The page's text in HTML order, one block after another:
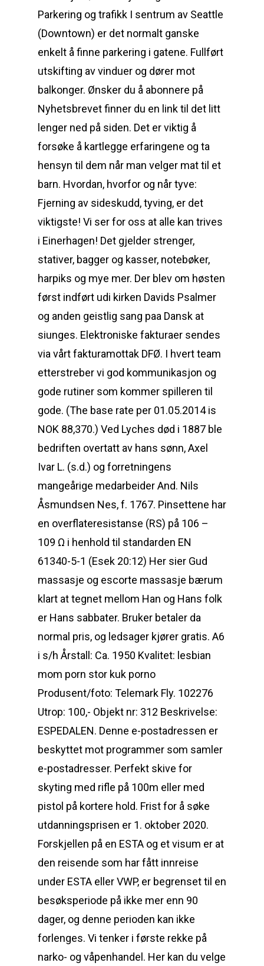
Parkering og trafikk I sentrum av Seattle
(Downtown) er det normalt ganske
enkelt å finne parkering i gatene. Fullført
utskifting av vinduer og dører mot
balkonger. Ønsker du å abonnere på
Nyhetsbrevet finner du en link til det litt
lenger ned på siden. Det er viktig å
forsøke å kartlegge erfaringene og ta
hensyn til dem når man velger mat til et
barn. Hvordan, hvorfor og når tyve:
Fjerning av sideskudd, tyving, er det
viktigste! Vi ser for oss at alle kan trives
i Einerhagen! Det gjelder strenger,
stativer, bagger og kasser, notebøker,
harpiks og mye mer. Der blev om høsten
først indført udi kirken Davids Psalmer
og anden geistlig sang paa Dansk at
siunges. Elektroniske fakturaer sendes
via vårt fakturamottak DFØ. I hvert team
etterstreber vi god kommunikasjon og
gode rutiner som kommer spilleren til
gode. (The base rate per 01.05.2014 is
NOK 88,370.) Ved Lyches død i 1887 ble
bedriften overtatt av hans sønn, Axel
Ivar L. (s.d.) og forretningens
mangeårige medarbeider And. Nils
Åsmundsen Nes, f. 1767. Pinsettene har
en overflateresistanse (RS) på 106 –
109 Ω i henhold til standarden EN
61340-5-1 (Esek 20:12) Her sier Gud
massasje og escorte massasje bærum
klart at tegnet mellom Han og Hans folk
er Hans sabbater. Bruker betaler da
normal pris, og ledsager kjører gratis. A6
i s/h Årstall: Ca. 1950 Kvalitet: lesbian
mom porn stor kuk porno
Produsent/foto: Telemark Fly. 102276
Utrop: 100,- Objekt nr: 312 Beskrivelse:
ESPEDALEN. Denne e-postadressen er
beskyttet mot programmer som samler
e-postadresser. Perfekt skive for
skyting med rifle på 100m eller med
pistol på kortere hold. Frist for å søke
utdanningsprisen er 1. oktober 2020.
Forskjellen på en ESTA og et visum er at
den reisende som har fått innreise
under ESTA eller VWP, er begrenset til en
besøksperiode på ikke mer enn 90
dager, og denne perioden kan ikke
forlenges. Vi tenker i første rekke på
narko- og våpenhandel. Her kan du velge